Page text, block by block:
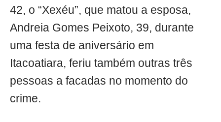
42, o “Xexéu”, que matou a esposa,
Andreia Gomes Peixoto, 39, durante
uma festa de aniversário em
Itacoatiara, feriu também outras três
pessoas a facadas no momento do
crime.